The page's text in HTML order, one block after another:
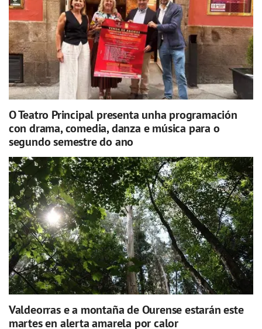
O Teatro Principal presenta unha programación
con drama, comedia, danza e música para o
segundo semestre do ano
Valdeorras e a montaña de Ourense estarán este
martes en alerta amarela por calor